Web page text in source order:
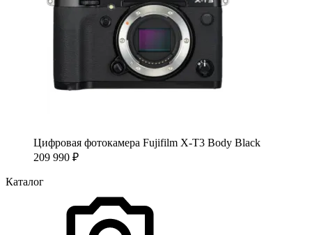
Цифровая фотокамера Fujifilm X-T3 Body Black
209 990 ₽
Каталог